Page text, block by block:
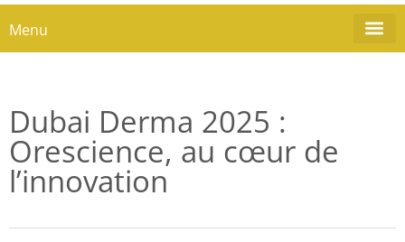
Menu
Dubai Derma 2025 :
Orescience, au cœur de
l’innovation